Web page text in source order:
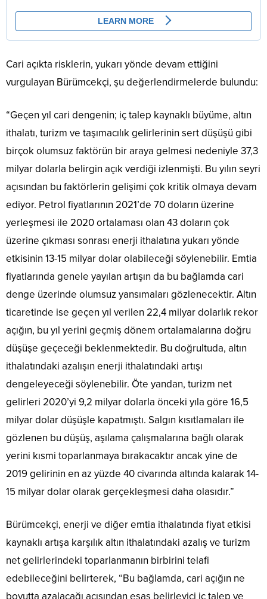
Cari açıkta risklerin, yukarı yönde devam ettiğini
vurgulayan Bürümcekçi, şu değerlendirmelerde bulundu:
“Geçen yıl cari dengenin; iç talep kaynaklı büyüme, altın
ithalatı, turizm ve taşımacılık gelirlerinin sert düşüşü gibi
birçok olumsuz faktörün bir araya gelmesi nedeniyle 37,3
milyar dolarla belirgin açık verdiği izlenmişti. Bu yılın seyri
açısından bu faktörlerin gelişimi çok kritik olmaya devam
ediyor. Petrol fiyatlarının 2021’de 70 doların üzerine
yerleşmesi ile 2020 ortalaması olan 43 doların çok
üzerine çıkması sonrası enerji ithalatına yukarı yönde
etkisinin 13-15 milyar dolar olabileceği söylenebilir. Emtia
fiyatlarında genele yayılan artışın da bu bağlamda cari
denge üzerinde olumsuz yansımaları gözlenecektir. Altın
ticaretinde ise geçen yıl verilen 22,4 milyar dolarlık rekor
açığın, bu yıl yerini geçmiş dönem ortalamalarına doğru
düşüşe geçeceği beklenmektedir. Bu doğrultuda, altın
ithalatındaki azalışın enerji ithalatındaki artışı
dengeleyeceği söylenebilir. Öte yandan, turizm net
gelirleri 2020’yi 9,2 milyar dolarla önceki yıla göre 16,5
milyar dolar düşüşle kapatmıştı. Salgın kısıtlamaları ile
gözlenen bu düşüş, aşılama çalışmalarına bağlı olarak
yerini kısmi toparlanmaya bırakacaktır ancak yine de
2019 gelirinin en az yüzde 40 civarında altında kalarak 14-
15 milyar dolar olarak gerçekleşmesi daha olasıdır.”
Bürümcekçi, enerji ve diğer emtia ithalatında fiyat etkisi
kaynaklı artışa karşılık altın ithalatındaki azalış ve turizm
net gelirlerindeki toparlanmanın birbirini telafi
edebileceğini belirterek, “Bu bağlamda, cari açığın ne
boyutta azalacağı açısından esas belirleyici iç talep ve